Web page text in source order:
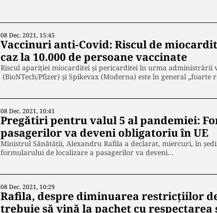
08 Dec. 2021, 15:45
Vaccinuri anti-Covid: Riscul de
caz la 10.000 de persoane vaccinate
Riscul apariției miocarditei și pericarditei în urma administrării
(BioNTech/Pfizer) și Spikevax (Moderna) este în general „foarte
08 Dec. 2021, 10:41
Pregătiri pentru valul 5 al pandemiei:
pasagerilor va deveni obligatoriu în UE
Ministrul Sănătăţii, Alexandru Rafila a declarat, miercuri, în
formularului de localizare a pasagerilor va deveni…
08 Dec. 2021, 10:29
Rafila, despre diminuarea restricțiilor
trebuie să vină la pachet cu